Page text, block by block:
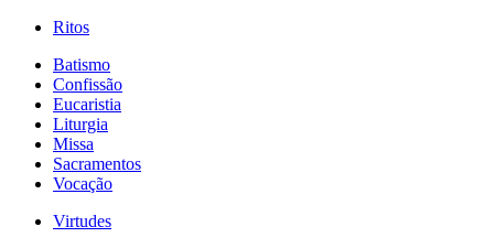
Ritos
Batismo
Confissão
Eucaristia
Liturgia
Missa
Sacramentos
Vocação
Virtudes